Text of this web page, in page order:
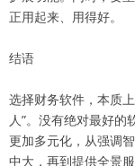
正用起来、用得好。
结语
选择财务软件，本质
人”。没有绝对最好
更加多元化，从强调
中大，再到提供全景